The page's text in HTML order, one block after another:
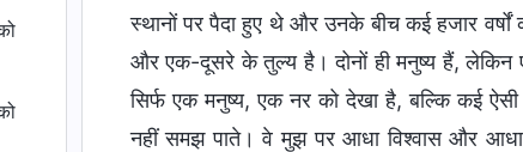
स्थानों पर पैदा हुए थे और उनके बीच कई हजार
और एक-दूसरे के तुल्य है। दोनों ही मनुष्य हैं, लेकिन
सिर्फ एक मनुष्य, एक नर को देखा है, बल्कि कई
नहीं समझ पाते। वे मुझ पर आधा विश्वास और आधा